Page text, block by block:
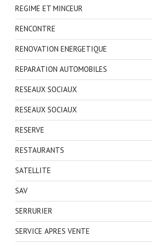
REGIME ET MINCEUR
RENCONTRE
RENOVATION ENERGETIQUE
REPARATION AUTOMOBILES
RESEAUX SOCIAUX
RESEAUX SOCIAUX
RESERVE
RESTAURANTS
SATELLITE
SAV
SERRURIER
SERVICE APRES VENTE